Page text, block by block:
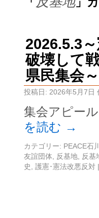
2026.5.3
破壊して
県民集会
投稿日: 2026年5月7日
集会アピー
を読む →
カテゴリー: PEACE石
友誼団体
反基地
反基
史
護憲･憲法改悪反対 |